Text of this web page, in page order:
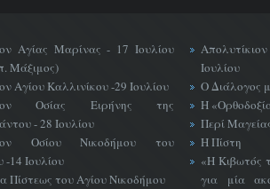
Αγίας Μαρίνας - 17 Ιουλίου
Μάξιμος)
Αγίου Καλλινίκου -29 Ιουλίου
Οσίας Ειρήνης της
- 28 Ιουλίου
Οσίου Νικοδήμου του
-14 Ιουλίου
Πίστεως του Αγίου Νικοδήμου
Ιουλίου
Ο Διάλογος
Η
Περί
Η Πίστη
«H Κιβωτός
για μία